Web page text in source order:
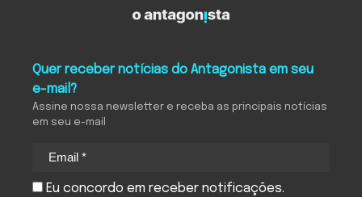
Quer receber notícias do Antagonista em seu
e-mail?
Assine nossa newsletter e receba as principais notícias
em seu e-mail
Eu concordo em receber notificações.